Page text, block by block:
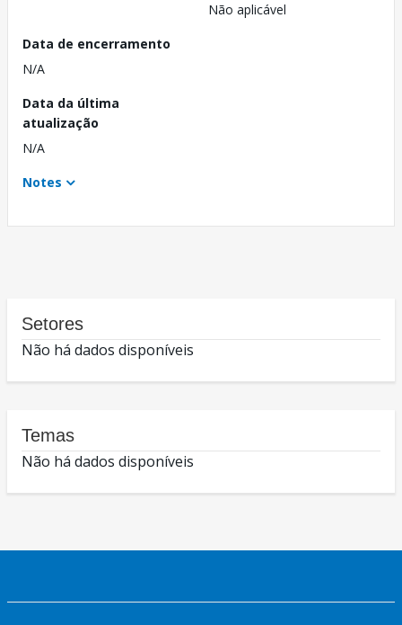
Não aplicável
Data de encerramento
N/A
Data da última
atualização
N/A
Notes
Setores
Não há dados disponíveis
Temas
Não há dados disponíveis